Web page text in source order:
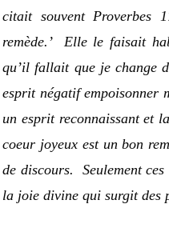
citait souvent Proverbes
remède.’ Elle le faisait
qu’il fallait que je change
esprit négatif empoisonner
un esprit reconnaissant et
coeur joyeux est un bon
de discours. Seulement
la joie divine qui surgit des